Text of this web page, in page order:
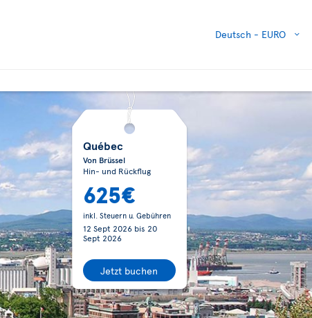
Deutsch - EURO
Québec
Von Brüssel
Hin- und Rückflug
625€
inkl. Steuern u. Gebühren
12 Sept 2026bis 20
Sept 2026
Jetzt buchen